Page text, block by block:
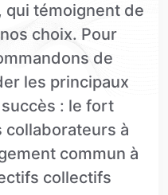
qui témoignent de
choix. Pour
de
les principaux
: le fort
collaborateurs à
commun à
collectifs